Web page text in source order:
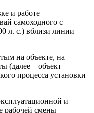
и работе
самоходного с
л. с.) вблизи линии
на объекте, на
(далее – объект
процесса установки
и
рабочей смены